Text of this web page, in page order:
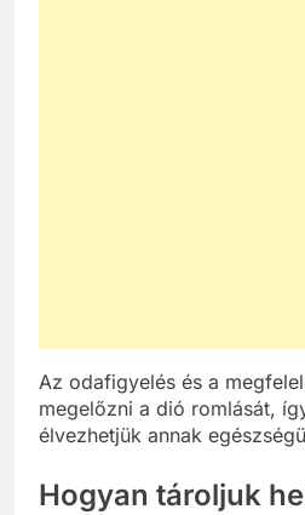
Az odafigyelés és a
megelőzni a dió romlását,
élvezhetjük annak
Hogyan tároljuk